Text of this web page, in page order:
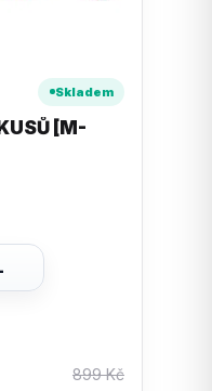
Skladem
[M-
899Kč